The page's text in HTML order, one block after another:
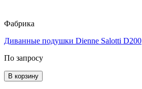
Фабрика
Диванные подушки Dienne Salotti D200
По запросу
В корзину